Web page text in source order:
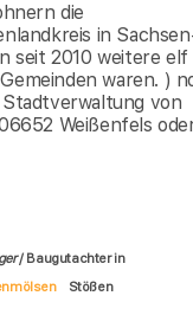
die
in
seit 2010 weitere elf
waren. )
von
Weißenfels
/ Baugutachter in
Stößen